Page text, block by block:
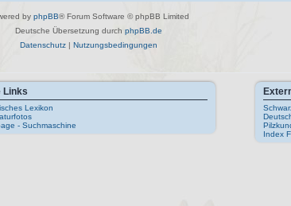
by phpBB® Forum Software © phpBB Limited
Deutsche Übersetzung durch phpBB.de
Datenschutz| Nutzungsbedingungen
Links
Lexikon
- Suchmaschine
Index